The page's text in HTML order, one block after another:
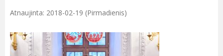
Atnaujinta: 2018-02-19 (Pirmadienis)